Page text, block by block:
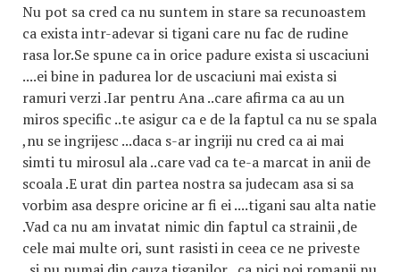
Nu pot sa cred ca nu suntem in stare sa recunoastem
ca exista intr-adevar si tigani care nu fac de rudine
rasa lor.Se spune ca in orice padure exista si uscaciuni
....ei bine in padurea lor de uscaciuni mai exista si
ramuri verzi .Iar pentru Ana ..care afirma ca au un
miros specific ..te asigur ca e de la faptul ca nu se spala
,nu se ingrijesc ...daca s-ar ingriji nu cred ca ai mai
simti tu mirosul ala ..care vad ca te-a marcat in anii de
scoala .E urat din partea nostra sa judecam asa si sa
vorbim asa despre oricine ar fi ei ....tigani sau alta natie
.Vad ca nu am invatat nimic din faptul ca strainii ,de
cele mai multe ori, sunt rasisti in ceea ce ne priveste